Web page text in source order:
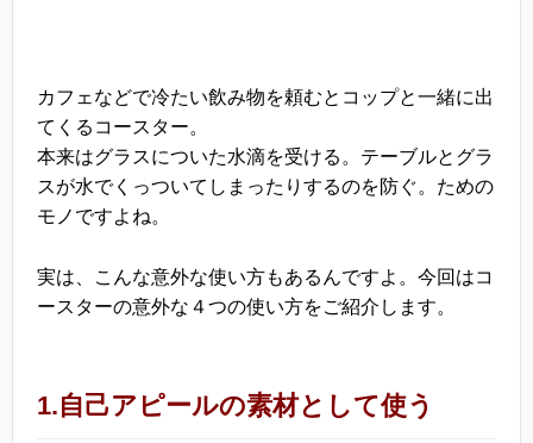
カフェなどで冷たい飲み物を頼むとコップと一緒に出
てくるコースター。
本来はグラスについた水滴を受ける。テーブルとグラ
スが水でくっついてしまったりするのを防ぐ。ための
モノですよね。
実は、こんな意外な使い方もあるんですよ。今回はコ
ースターの意外な４つの使い方をご紹介します。
1.自己アピールの素材として使う